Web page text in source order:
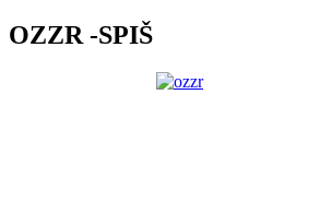
OZZR -SPIŠ